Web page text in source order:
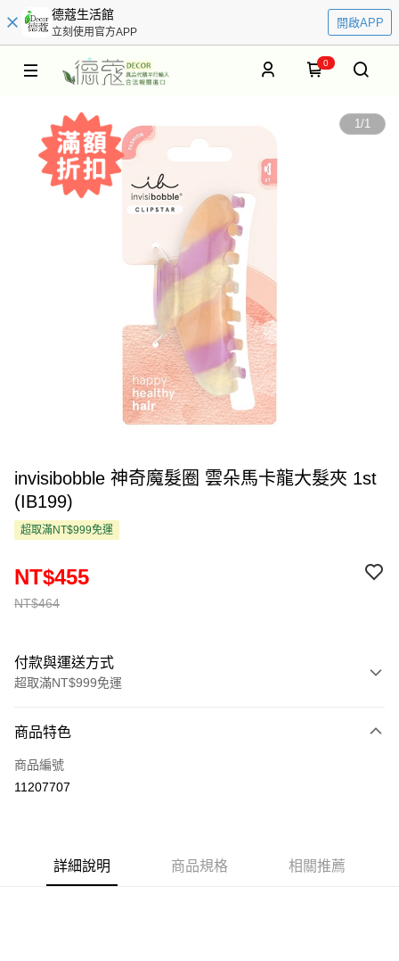
德蔻生活館
立刻使用官方APP
開啟APP
0
1/1
invisibobble 神奇魔髮圈 雲朵馬卡龍大髮夾 1st
(IB199)
超取滿NT$999免運
NT$464
NT$455
付款與運送方式
超取滿NT$999免運
信用卡一次付款
超商取貨付款
街口支付
商品特色
商品編號
11207707
詳細說明 商品規格 相關推薦